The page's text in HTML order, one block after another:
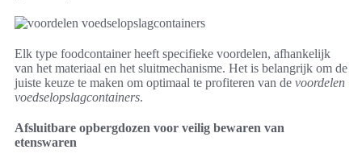
Elk type foodcontainer heeft specifieke voordelen, afhankelijk
van het materiaal en het sluitmechanisme. Het is belangrijk om de
juiste keuze te maken om optimaal te profiteren van de voordelen
voedselopslagcontainers.
Afsluitbare opbergdozen voor veilig bewaren van
etenswaren